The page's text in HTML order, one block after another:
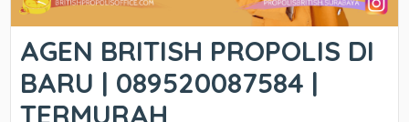
AGEN BRITISH PROPOLIS DI
BARU | 089520087584 |
TERMURAH